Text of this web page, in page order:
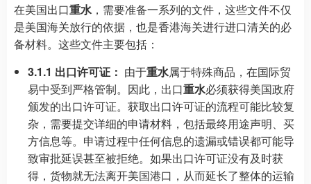
在美国出口重水 ，需要准备一系列的文件，这些文件不仅
是美国海关放行的依据，也是香港海关进行进口清关的必
备材料。这些文件主要包括：
3.1.1 出口许可证： 由于重水属于特殊商品，在国际贸
易中受到严格管制。因此，出口重水必须获得美国政府
颁发的出口许可证。获取出口许可证的流程可能比较复
杂，需要提交详细的申请材料，包括最终用途声明、买
方信息等。申请过程中任何信息的遗漏或错误都可能导
致审批延误甚至被拒绝。如果出口许可证没有及时获
得，货物就无法离开美国港口，从而延长了整体的运输